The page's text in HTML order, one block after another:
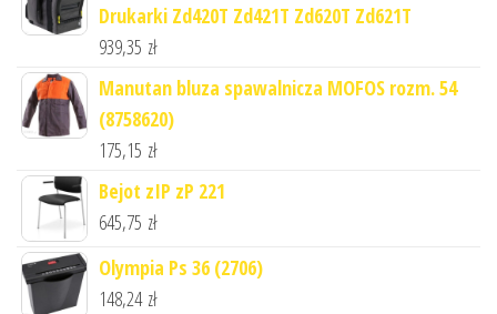
Drukarki Zd420T Zd421T Zd620T Zd621T
939,35 zł
Manutan bluza spawalnicza MOFOS rozm. 54
(8758620)
175,15 zł
Bejot zIP zP 221
645,75 zł
Olympia Ps 36 (2706)
148,24 zł